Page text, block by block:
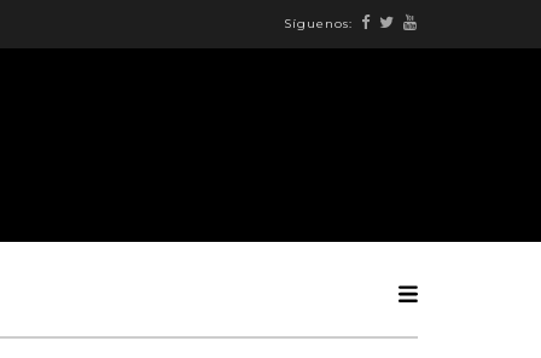
Síguenos: